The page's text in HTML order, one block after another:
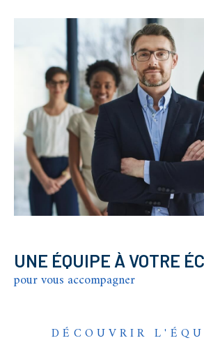
UNE ÉQUIPE À VOTRE
pour vous accompagner
DÉCOUVRIR